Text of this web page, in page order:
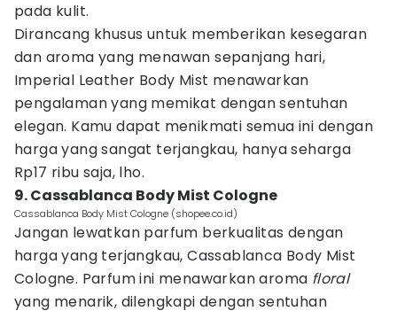
pada kulit.
Dirancang khusus untuk memberikan kesegaran
dan aroma yang menawan sepanjang hari,
Imperial Leather Body Mist menawarkan
pengalaman yang memikat dengan sentuhan
elegan. Kamu dapat menikmati semua ini dengan
harga yang sangat terjangkau, hanya seharga
Rp17 ribu saja, lho.
9. Cassablanca Body Mist Cologne
Cassablanca Body Mist Cologne (shopee.co.id)
Jangan lewatkan parfum berkualitas dengan
harga yang terjangkau, Cassablanca Body Mist
Cologne. Parfum ini menawarkan aroma floral
yang menarik, dilengkapi dengan sentuhan